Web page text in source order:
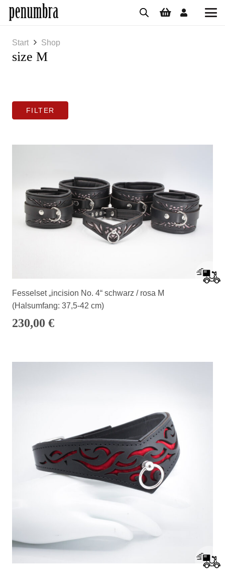
Start Shop
size M
FILTER
Fesselset „incision No. 4“ schwarz / rosa M
(Halsumfang: 37,5-42 cm)
230,00 €